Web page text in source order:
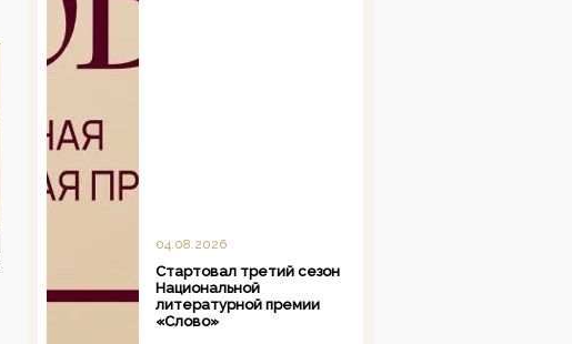
04.08.2026
Стартовал третий сезон
Национальной
литературной премии
«Слово»